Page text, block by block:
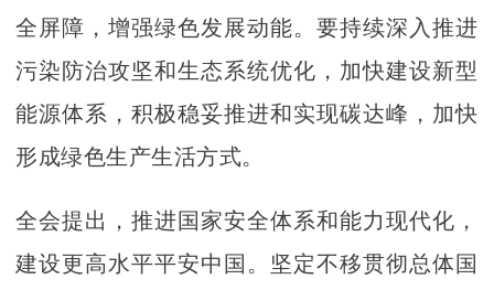
全屏障，增强绿色发展动能。要持续深入推进
污染防治攻坚和生态系统优化，加快建设新型
能源体系，积极稳妥推进和实现碳达峰，加快
形成绿色生产生活方式。
全会提出，推进国家安全体系和能力现代化，
建设更高水平平安中国。坚定不移贯彻总体国